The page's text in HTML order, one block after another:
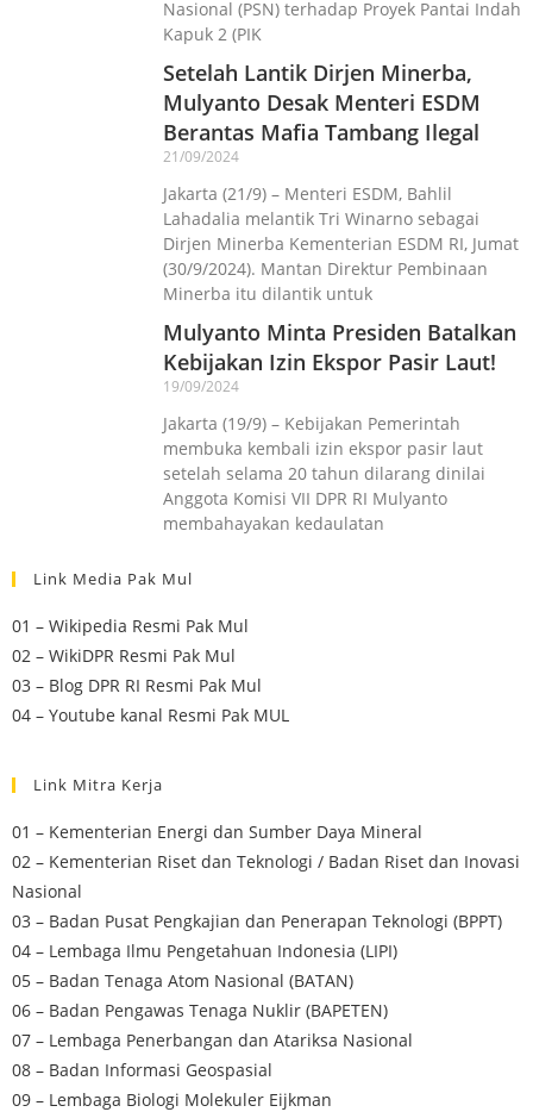
Nasional (PSN) terhadap Proyek Pantai Indah
Kapuk 2 (PIK
Setelah Lantik Dirjen Minerba,
Mulyanto Desak Menteri ESDM
Berantas Mafia Tambang Ilegal
21/09/2024
Jakarta (21/9) – Menteri ESDM, Bahlil
Lahadalia melantik Tri Winarno sebagai
Dirjen Minerba Kementerian ESDM RI, Jumat
(30/9/2024). Mantan Direktur Pembinaan
Minerba itu dilantik untuk
Mulyanto Minta Presiden Batalkan
Kebijakan Izin Ekspor Pasir Laut!
19/09/2024
Jakarta (19/9) – Kebijakan Pemerintah
membuka kembali izin ekspor pasir laut
setelah selama 20 tahun dilarang dinilai
Anggota Komisi VII DPR RI Mulyanto
membahayakan kedaulatan
Link Media Pak Mul
01 – Wikipedia Resmi Pak Mul
02 – WikiDPR Resmi Pak Mul
03 – Blog DPR RI Resmi Pak Mul
04 – Youtube kanal Resmi Pak MUL
Link Mitra Kerja
01 – Kementerian Energi dan Sumber Daya Mineral
02 – Kementerian Riset dan Teknologi / Badan Riset dan Inovasi
Nasional
03 – Badan Pusat Pengkajian dan Penerapan Teknologi (BPPT)
04 – Lembaga Ilmu Pengetahuan Indonesia (LIPI)
05 – Badan Tenaga Atom Nasional (BATAN)
06 – Badan Pengawas Tenaga Nuklir (BAPETEN)
07 – Lembaga Penerbangan dan Atariksa Nasional
08 – Badan Informasi Geospasial
09 – Lembaga Biologi Molekuler Eijkman